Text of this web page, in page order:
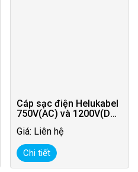
Cáp sạc điện Helukabel
750V(AC) và 1200V(DC)
Giá: Liên hệ
Chi tiết